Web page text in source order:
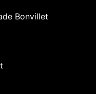
Bonvillet